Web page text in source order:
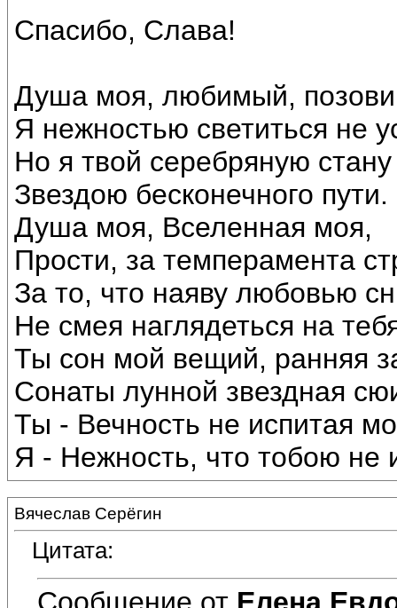
Спасибо, Слава!
Душа моя, любимый,
Я нежностью светиться не
Но я твой серебряную
Звездою бесконечного пути.
Душа моя, Вселенная моя,
Прости, за темперамента
За то, что наяву любовью
Не смея наглядеться на
Ты сон мой вещий, ранняя
Сонаты лунной звездная
Ты - Вечность не испитая
Я - Нежность, что тобою не
Вячеслав Серёгин
Цитата:
Сообщение от Елена